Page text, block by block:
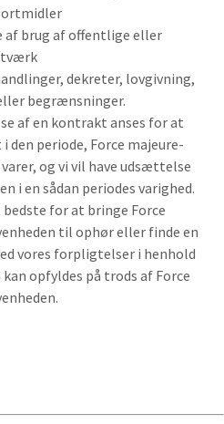
af brug af offentlige eller
dekreter, lovgivning,
begrænsninger.
af en kontrakt anses for at
periode, Force majeure-
og vi vil have udsættelse
i en sådan periodes varighed.
for at bringe Force
til ophør eller finde en
vores forpligtelser i henhold
opfyldes på trods af Force